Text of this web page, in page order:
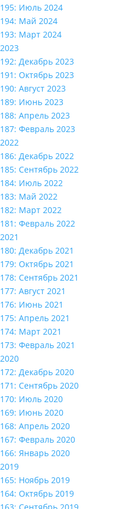
195: Июль 2024
194: Май 2024
193: Март 2024
2023
192: Декабрь 2023
191: Октябрь 2023
190: Август 2023
189: Июнь 2023
188: Апрель 2023
187: Февраль 2023
2022
186: Декабрь 2022
185: Сентябрь 2022
184: Июль 2022
183: Май 2022
182: Март 2022
181: Февраль 2022
2021
180: Декабрь 2021
179: Октябрь 2021
178: Сентябрь 2021
177: Август 2021
176: Июнь 2021
175: Апрель 2021
174: Март 2021
173: Февраль 2021
2020
172: Декабрь 2020
171: Сентябрь 2020
170: Июль 2020
169: Июнь 2020
168: Апрель 2020
167: Февраль 2020
166: Январь 2020
2019
165: Ноябрь 2019
164: Октябрь 2019